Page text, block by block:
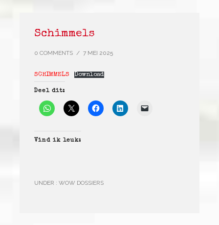
Schimmels
0 COMMENTS / 7 MEI 2025
SCHIMMELS Download
Deel dit:
Vind ik leuk:
UNDER : WOW DOSSIERS